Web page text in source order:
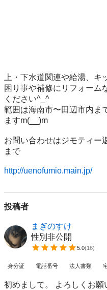
上・下水道関連や給湯、
困り事や補修にリフォーム
ください^_^
範囲は海南市〜田辺市内ま
ますm(__)m
お問い合わせはジモティー
まで
http://uenofumio.main.jp/
投稿者
まぎのすけ
性別非公開
5.0(16)
身分証 電話番号 法人書類
初めまして。 よろしくお願